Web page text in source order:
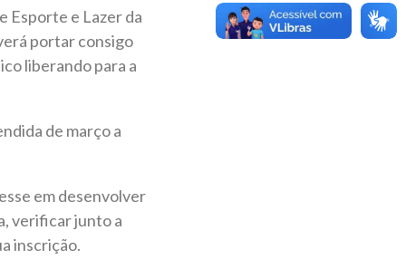
Esporte e Lazer da
portar consigo
liberando para a
de março a
em desenvolver
verificar junto a
inscrição.